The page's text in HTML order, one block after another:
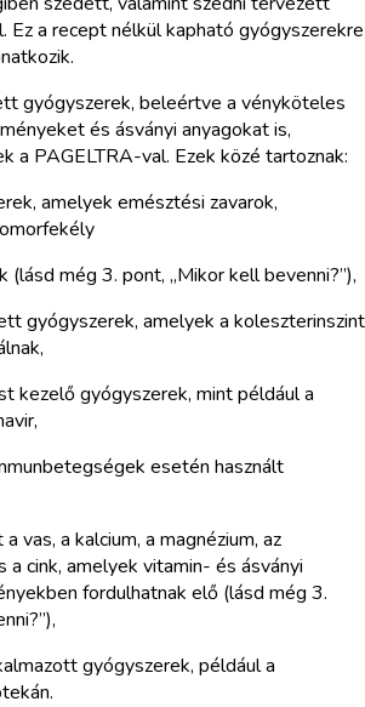
Ez a recept nélkül kapható gyógyszerekre
gyógyszerek, beleértve a vényköteles
és ásványi anyagokat is,
a PAGELTRA-val. Ezek közé tartoznak:
amelyek emésztési zavarok,
(lásd még 3. pont, „Mikor kell bevenni?”),
gyógyszerek, amelyek a koleszterinszint
kezelő gyógyszerek, mint például a
esetén használt
vas, a kalcium, a magnézium, az
a cink, amelyek vitamin- és ásványi
fordulhatnak elő (lásd még 3.
gyógyszerek, például a